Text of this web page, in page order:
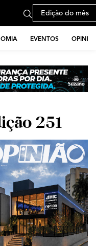
Edição do mês
EVENTOS
251